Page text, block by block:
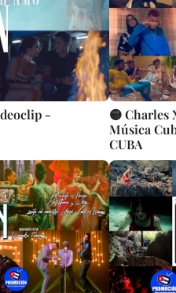
-
🟡 Charles
Música
CUBA